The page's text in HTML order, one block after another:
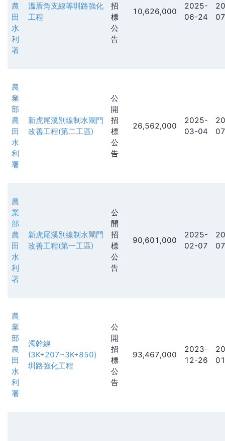
農
田
水
利
署
溫厝角支線等圳路強化
工程
招
標
公
告
10,626,000
2025-
06-24
農
業
部
農
田
水
利
署
新虎尾溪別線制水閘門
改善工程(第二工區)
公
開
招
標
公
告
26,562,000
2025-
03-04
農
業
部
農
田
水
利
署
新虎尾溪別線制水閘門
改善工程(第一工區)
公
開
招
標
公
告
90,601,000
2025-
02-07
農
業
部
農
田
水
利
署
濁幹線
(3K+207~3K+850)
圳路強化工程
公
開
招
標
公
告
93,467,000
2023-
12-26